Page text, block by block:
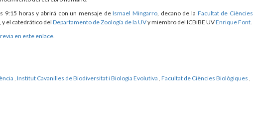
9:15 horas y abrirá con un mensaje deIsmael Mingarro, decano de la Facultat de Ciències
, y el catedrático del Departamento de Zoología de la UVy miembro del ICBiBE UVEnrique Font.
en este enlace.
, Institut Cavanilles de Biodiversitat i Biologia Evolutiva , Facultat de Ciències Biològiques ,